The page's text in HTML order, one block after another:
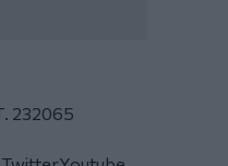
232065